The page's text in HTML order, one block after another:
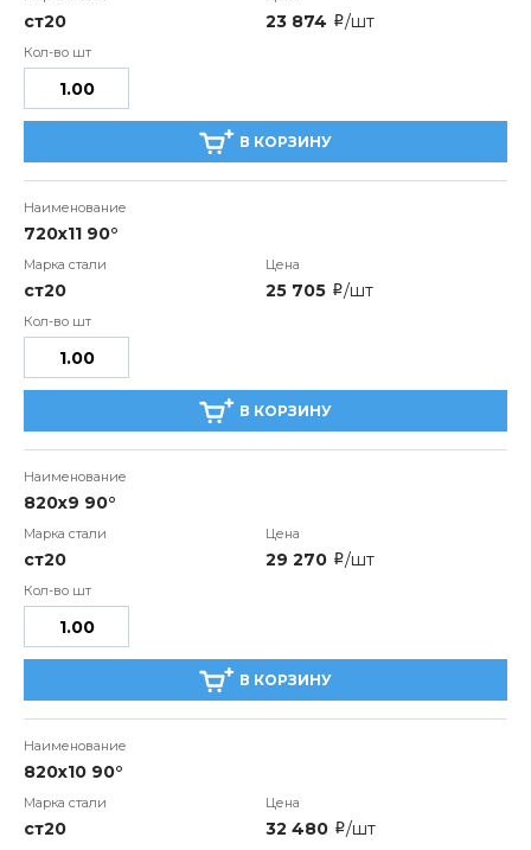
ст20 23 874 i/шт
В КОРЗИНУ
720х11 90°
ст20 25 705 i/шт
В КОРЗИНУ
820х9 90°
ст20 29 270 i/шт
В КОРЗИНУ
820х10 90°
ст20 32 480 i/шт